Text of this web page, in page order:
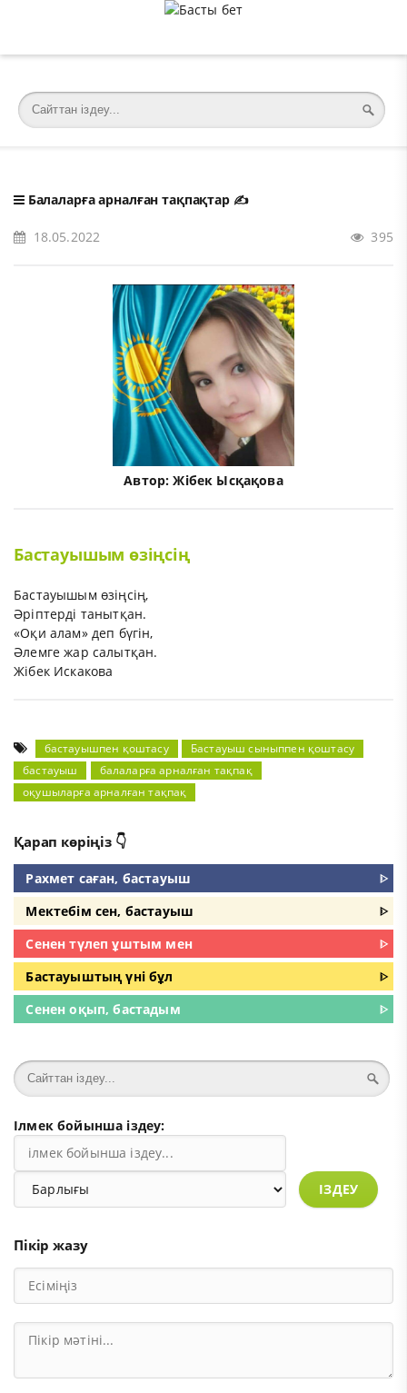
Балаларға арналған тақпақтар✍️
18.05.2022 395
Автор:Жібек Ысқақова
Бастауышым өзіңсің
Бастауышым өзіңсің,
Әріптерді танытқан.
«Оқи алам» деп бүгін,
Әлемге жар салытқан.
Жібек Искакова
бастауышпен қоштасу
Бастауыш сыныппен қоштасу
бастауыш
балаларға арналған тақпақ
оқушыларға арналған тақпақ
Қарап көріңіз 👇
Рахмет саған, бастауыш
ᐈ
Мектебім сен, бастауыш
ᐈ
Сенен түлеп ұштым мен
ᐈ
Бастауыштың үні бұл
ᐈ
Сенен оқып, бастадым
ᐈ
Ілмек бойынша іздеу:
ІЗДЕУ
Пікір жазу